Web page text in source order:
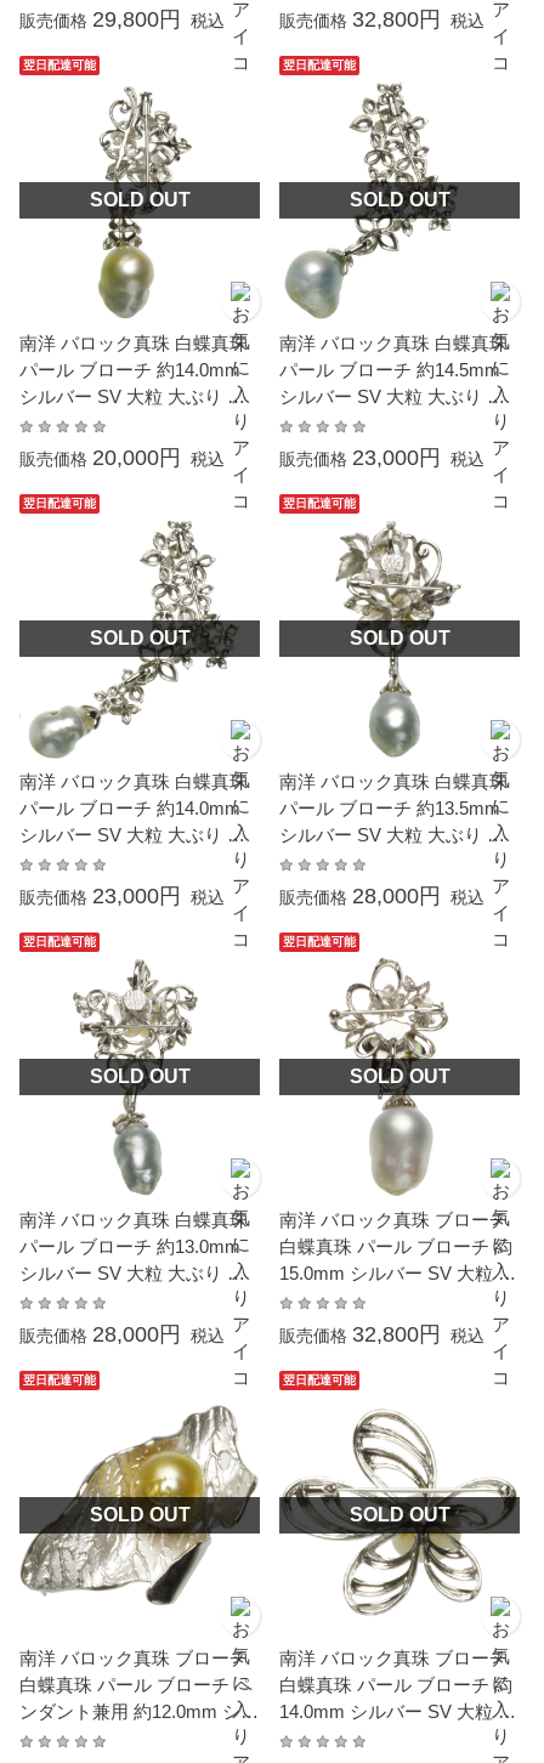
人式 卒業式 入学式 母の日 プ
レゼント 本真珠 カジュアル
6月誕生石 金属アレルギー対
販売価格 29,800円 税込
ゼント 本真珠 カジュアル 6
月誕生石 金属アレルギー対
応
販売価格 32,800円 税込
翌日配達可能
SOLD OUT
南洋 バロック真珠 白蝶真珠
パール ブローチ 約14.0mm
シルバー SV 大粒 大ぶり 真
珠 結婚式 冠婚葬祭 成人式 卒
業式 入学式 母の日 プレゼン
ト 本真珠 カジュアル 6月誕
生石 金属アレルギー対応
販売価格 20,000円 税込
翌日配達可能
SOLD OUT
南洋 バロック真珠 白蝶真珠
パール ブローチ 約14.5mm
シルバー SV 大粒 大ぶり 真
珠 結婚式 冠婚葬祭 成人式 卒
業式 入学式 母の日 プレゼン
ト 本真珠 カジュアル 6月誕
生石 金属アレルギー対応
販売価格 23,000円 税込
翌日配達可能
SOLD OUT
南洋 バロック真珠 白蝶真珠
パール ブローチ 約14.0mm
シルバー SV 大粒 大ぶり 真
珠 結婚式 冠婚葬祭 成人式 卒
業式 入学式 母の日 プレゼン
ト 本真珠 カジュアル 6月誕
生石
販売価格 23,000円 税込
翌日配達可能
SOLD OUT
南洋 バロック真珠 白蝶真珠
パール ブローチ 約13.5mm
シルバー SV 大粒 大ぶり 真
珠 クリッカー ペンダント兼
用 結婚式 冠婚葬祭 成人式 卒
業式 入学式 母の日 プレゼン
ト 本真珠 カジュアル 6月誕
生石 金属アレルギー対応
販売価格 28,000円 税込
翌日配達可能
SOLD OUT
南洋 バロック真珠 白蝶真珠
パール ブローチ 約13.0mm
シルバー SV 大粒 大ぶり ク
リッカー ペンダント兼用 真
珠 結婚式 冠婚葬祭 本真珠 卒
業式 入学式 母の日 プレゼン
ト カジュアル 6月誕生石 金
販売価格 28,000円 税込
翌日配達可能
SOLD OUT
南洋 バロック真珠 ブローチ
白蝶真珠 パール ブローチ 約
15.0mm シルバー SV 大粒 大
ぶり クリッカー ペンダント
兼用 結婚式 冠婚葬祭 本真珠
成人式 卒業式 入学式 プレゼ
ント 母の日 ギフト 贈り物 6
月誕生石 カジュアル 6月誕生
石 金属アレルギー対応
販売価格 32,800円 税込
翌日配達可能
SOLD OUT
南洋 バロック真珠 ブローチ
白蝶真珠 パール ブローチ ペ
ンダント兼用 約12.0mm シル
バー SV 大粒 大ぶり 真珠 結
翌日配達可能
SOLD OUT
南洋 バロック真珠 ブローチ
白蝶真珠 パール ブローチ 約
14.0mm シルバー SV 大粒 大
ぶり 真珠 結婚式 冠婚葬祭 本